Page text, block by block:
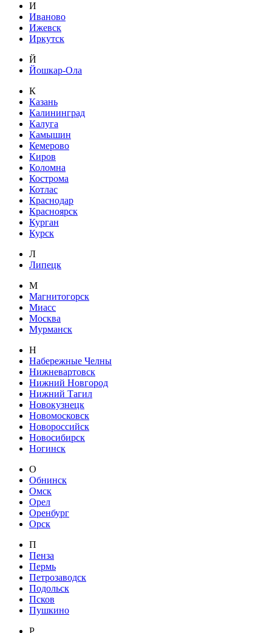
И
Иваново
Ижевск
Иркутск
Й
Йошкар-Ола
К
Казань
Калининград
Калуга
Камышин
Кемерово
Киров
Коломна
Кострома
Котлас
Краснодар
Красноярск
Курган
Курск
Л
Липецк
М
Магнитогорск
Миасс
Москва
Мурманск
Н
Набережные Челны
Нижневартовск
Нижний Новгород
Нижний Тагил
Новокузнецк
Новомосковск
Новороссийск
Новосибирск
Ногинск
О
Обнинск
Омск
Орел
Оренбург
Орск
П
Пенза
Пермь
Петрозаводск
Подольск
Псков
Пушкино